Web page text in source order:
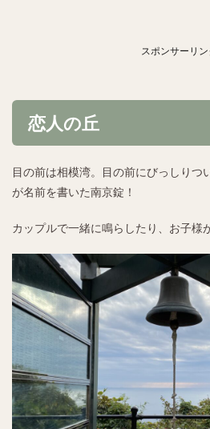
スポンサーリン
恋人の丘
目の前は相模湾。目の前にびっしりつ
が名前を書いた南京錠！
カップルで一緒に鳴らしたり、お子様